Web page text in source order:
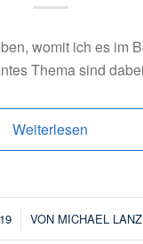
womit ich es im
Thema sind
Weiterlesen
VON MICHAEL